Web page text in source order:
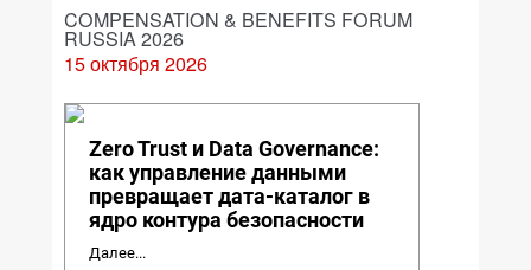
COMPENSATION & BENEFITS FORUM
RUSSIA 2026
15 октября 2026
Zero Trust и Data Governance:
как управление данными
превращает дата-каталог в
ядро контура безопасности
Далее...